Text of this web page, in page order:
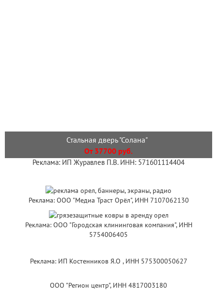
Стальная дверь "Солана"
От 37700 руб.
Реклама: ИП Журавлев П.В. ИНН: 571601114404
Реклама: ООО "Медиа Траст Орёл", ИНН 7107062130
Реклама: ООО "Городская клининговая компания", ИНН
5754006405
Реклама: ИП Костенников Я.О , ИНН 575300050627
ООО "Регион центр", ИНН 4817003180